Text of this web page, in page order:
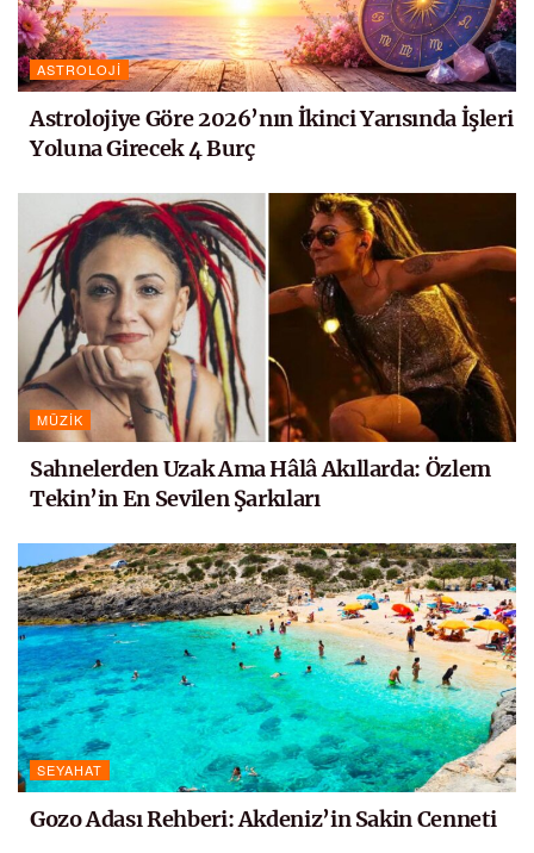
ASTROLOJI
Astrolojiye Göre 2026’nın İkinci Yarısında İşleri
Yoluna Girecek 4 Burç
MÜZIK
Sahnelerden Uzak Ama Hâlâ Akıllarda: Özlem
Tekin’in En Sevilen Şarkıları
SEYAHAT
Gozo Adası Rehberi: Akdeniz’in Sakin Cenneti